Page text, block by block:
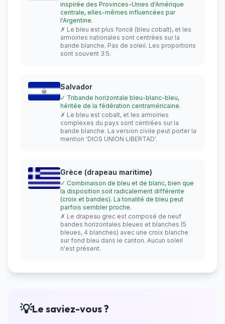
inspirée des Provinces-Unies d'Amérique
centrale, elles-mêmes influencées par
l'Argentine.
✗ Le bleu est plus foncé (bleu cobalt), et les
armoiries nationales sont centrées sur la
bande blanche. Pas de soleil. Les proportions
sont souvent 3:5.
Salvador
✓ Tribande horizontale bleu-blanc-bleu,
héritée de la fédération centraméricaine.
✗ Le bleu est cobalt, et les armoiries
complexes du pays sont centrées sur la
bande blanche. La version civile peut porter la
mention 'DIOS UNION LIBERTAD'.
Grèce (drapeau maritime)
✓ Combinaison de bleu et de blanc, bien que
la disposition soit radicalement différente
(croix et bandes). La tonalité de bleu peut
parfois sembler proche.
✗ Le drapeau grec est composé de neuf
bandes horizontales bleues et blanches (5
bleues, 4 blanches) avec une croix blanche
sur fond bleu dans le canton. Aucun soleil
n'est présent.
💡Le saviez-vous ?